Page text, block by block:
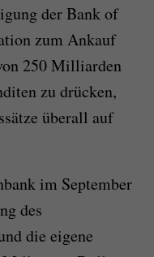
der Bank of
zum Ankauf
250 Milliarden
zu drücken,
überall auf
im September
des
die eigene